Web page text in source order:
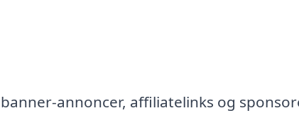
annoncer, affiliatelinks og